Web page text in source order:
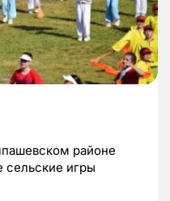
районе
сельские игры